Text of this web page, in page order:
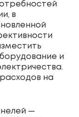
в
и
на
—